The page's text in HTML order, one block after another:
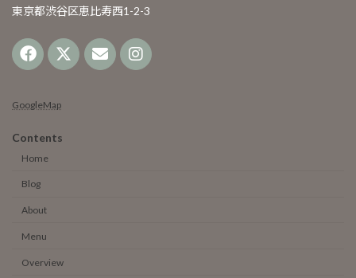
東京都渋谷区恵比寿西1-2-3
GoogleMap
Contents
Home
Blog
About
Menu
Overview